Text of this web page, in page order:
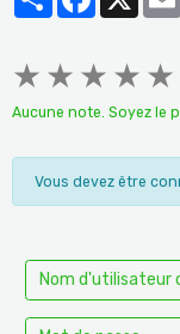
★ ★ ★ ★ ★
Aucune note. Soyez le
Vous devez être